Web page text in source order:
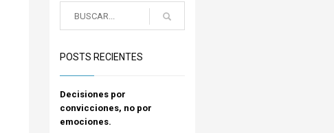
POSTS RECIENTES
Decisiones por
convicciones, no por
emociones.